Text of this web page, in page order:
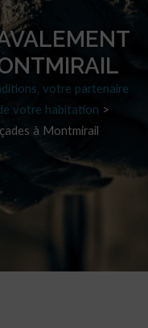
votre partenaire
votre habitation >
à Montmirail